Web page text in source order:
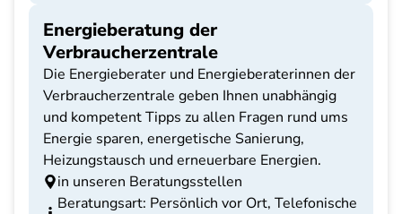
Energieberatung der
Verbraucherzentrale
Die Energieberater und Energieberaterinnen der
Verbraucherzentrale geben Ihnen unabhängig
und kompetent Tipps zu allen Fragen rund ums
Energie sparen, energetische Sanierung,
Heizungstausch und erneuerbare Energien.
in unseren Beratungsstellen
Beratungsart: Persönlich vor Ort, Telefonische